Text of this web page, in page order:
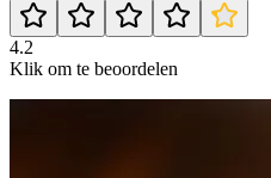
4.2
Klik om te beoordelen